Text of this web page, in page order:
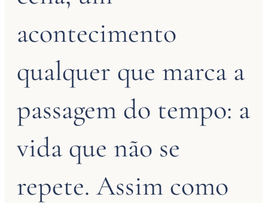
acontecimento
qualquer que marca a
passagem do tempo: a
vida que não se
repete. Assim como